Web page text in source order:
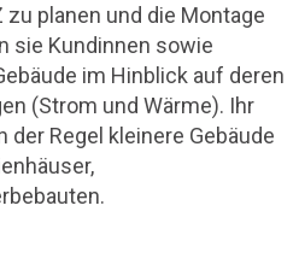
zu planen und die Montage
sie Kundinnen sowie
im Hinblick auf deren
(Strom und Wärme). Ihr
Regel kleinere Gebäude